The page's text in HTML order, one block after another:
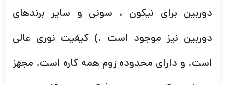
دوربین برای نیکون ، سونی و سایر برندهای
دوربین نیز موجود است .) کیفیت نوری عالی
است. و دارای محدوده زوم همه کاره است. مجهز